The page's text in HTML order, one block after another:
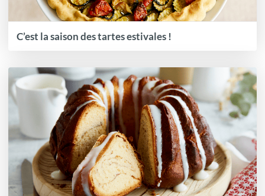
C’est la saison des tartes estivales !